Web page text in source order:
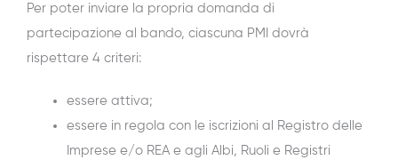
Per poter inviare la propria domanda di
partecipazione al bando, ciascuna PMI dovrà
rispettare 4 criteri:
essere attiva;
essere in regola con le iscrizioni al Registro delle
Imprese e/o REA e agli Albi, Ruoli e Registri